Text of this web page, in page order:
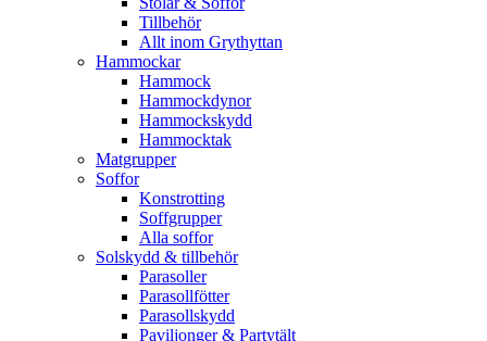
Tillbehör
Allt inom Grythyttan
Hammockar
Hammock
Hammockdynor
Hammockskydd
Hammocktak
Matgrupper
Soffor
Konstrotting
Soffgrupper
Alla soffor
Solskydd & tillbehör
Parasoller
Parasollfötter
Parasollskydd
Paviljonger & Partytält